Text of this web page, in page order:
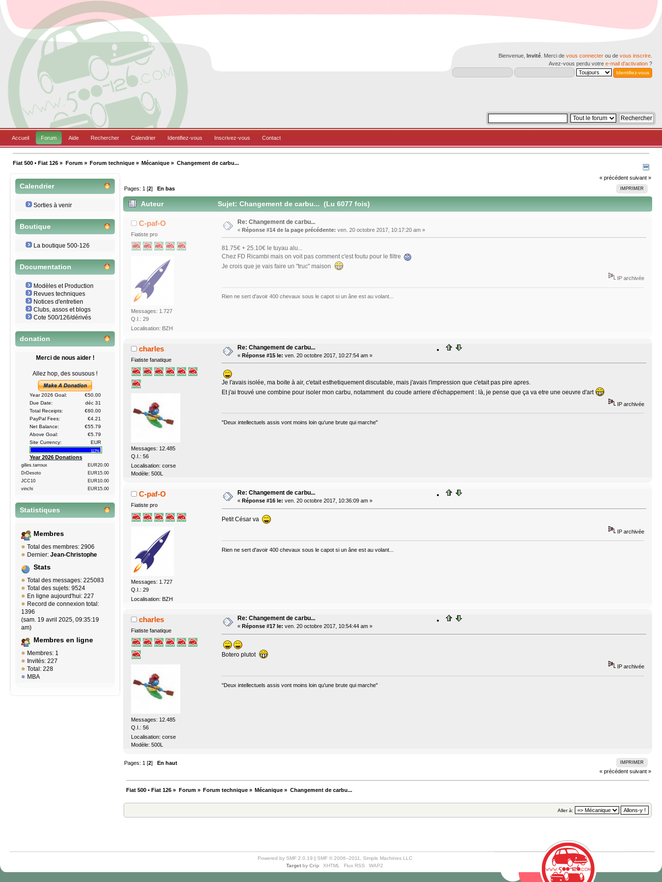
Bienvenue, Invité . Merci de vous connecter ou de vous inscrire
Avez-vous perdu votre e-mail d'activation ?
Accueil Forum Aide Rechercher Calendrier Identifiez-vous Inscrivez-vous Contact
Fiat 500 • Fiat 126 » Forum» Forum technique» Mécanique » Changement de carbu...
Calendrier
Sorties à venir
Boutique
La boutique 500-126
Documentation
Modèles et Production
Revues techniques
Notices d'entretien
Clubs, assos et blogs
Cote 500/126/dérivés
donation
Merci de nous aider !
Allez hop, des sousous !
Year 2026 Goal:
€50.00
Due Date:
déc 31
Total Receipts:
€60.00
PayPal Fees:
€4.21
Net Balance:
€55.79
Above Goal:
€5.79
Site Currency:
EUR
112%
Year 2026 Donations
gilles.tarroux
EUR20.00
DrDesoto
EUR15.00
JCC10
EUR10.00
vinchi
EUR15.00
Statistiques
Membres
Total des membres: 2906
Dernier: Jean-Christophe
Stats
Total des messages: 225083
Total des sujets: 9524
En ligne aujourd'hui: 227
Record de connexion total:
1396
(sam. 19 avril 2025, 09:35:19
am)
Membres en ligne
Membres: 1
Invités: 227
Total: 228
MBA
« précédent suivant »
IMPRIMER
Pages: 1 [2] En bas
Auteur Sujet: Changement de carbu... (Lu 6077 fois)
C-paf-O
Fiatiste pro
Messages: 1.727
Q.I.: 29
Localisation: BZH
Re: Changement de carbu...
« Réponse #14 de la page précédente: ven. 20 octobre 2017, 10:17:20 am »
81.75€ + 25.10€ le tuyau alu...
Chez FD Ricambi mais on voit pas comment c'est foutu pour le filtre
Je crois que je vais faire un "truc" maison
IP archivée
Rien ne sert d'avoir 400 chevaux sous le capot si un âne est au volant...
charles
Fiatiste fanatique
Messages: 12.485
Q.I.: 56
Localisation: corse
Modèle: 500L
Re: Changement de carbu...
« Réponse #15 le: ven. 20 octobre 2017, 10:27:54 am »
Je l'avais isolée, ma boite à air, c'etait esthetiquement discutable, mais j'avais l'impression que c'etait pas pire apres.
Et j'ai trouvé une combine pour isoler mon carbu, notamment du coude arriere d'échappement : là, je pense que ça va etre une oeuvre d'art
IP archivée
"Deux intellectuels assis vont moins loin qu'une brute qui marche"
C-paf-O
Fiatiste pro
Messages: 1.727
Q.I.: 29
Localisation: BZH
Re: Changement de carbu...
« Réponse #16 le: ven. 20 octobre 2017, 10:36:09 am »
Petit César va
IP archivée
Rien ne sert d'avoir 400 chevaux sous le capot si un âne est au volant...
charles
Fiatiste fanatique
Messages: 12.485
Q.I.: 56
Localisation: corse
Modèle: 500L
Re: Changement de carbu...
« Réponse #17 le: ven. 20 octobre 2017, 10:54:44 am »
Botero plutot
IP archivée
"Deux intellectuels assis vont moins loin qu'une brute qui marche"
IMPRIMER
Pages: 1 [2]En haut
« précédent suivant »
Fiat 500 • Fiat 126 » Forum» Forum technique» Mécanique » Changement de carbu...
Aller à:
Powered by SMF 2.0.19 | SMF © 2006–2011, Simple Machines LLC
Target by Crip XHTML Flux RSS WAP2